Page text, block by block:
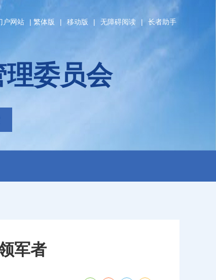
户网站 | 繁体版 | 移动版 | 无障碍阅读 | 长者助手
委员会
军者